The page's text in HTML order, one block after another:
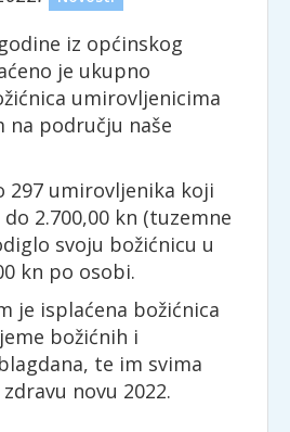
iz općinskog
je ukupno
umirovljenicima
na području naše
297 umirovljenika koji
2.700,00 kn (tuzemne
svoju božićnicu u
kn po osobi.
je isplaćena božićnica
božićnih i
te im svima
novu 2022.